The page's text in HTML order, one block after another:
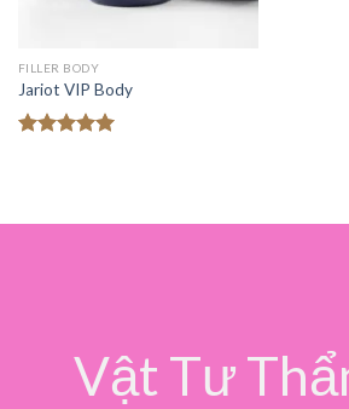
FILLER BODY
Jariot VIP Body
Vật Tư